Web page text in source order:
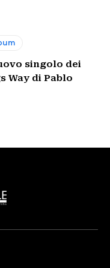
singolo dei
Way di Pablo